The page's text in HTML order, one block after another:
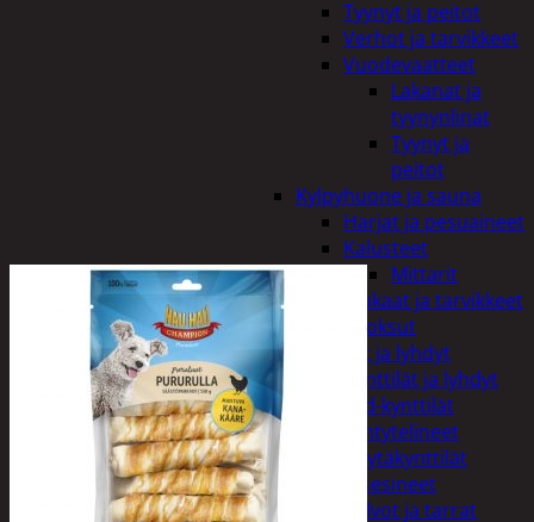
Tyynyt ja peitot
Verhot ja tarvikkeet
Vuodevaatteet
Lakanat ja
tyynynlinat
Tyynyt ja
peitot
Kylpyhuone ja sauna
Harjat ja pesuaineet
Kalusteet
Mittarit
Kiukaat ja tarvikkeet
Tuoksut
Kynttilät ja lyhdyt
Kynttilät ja lyhdyt
Led-kynttilät
Lyhtytelineet
Pöytäkynttilät
Sisustusesineet
Kalvot ja tarrat